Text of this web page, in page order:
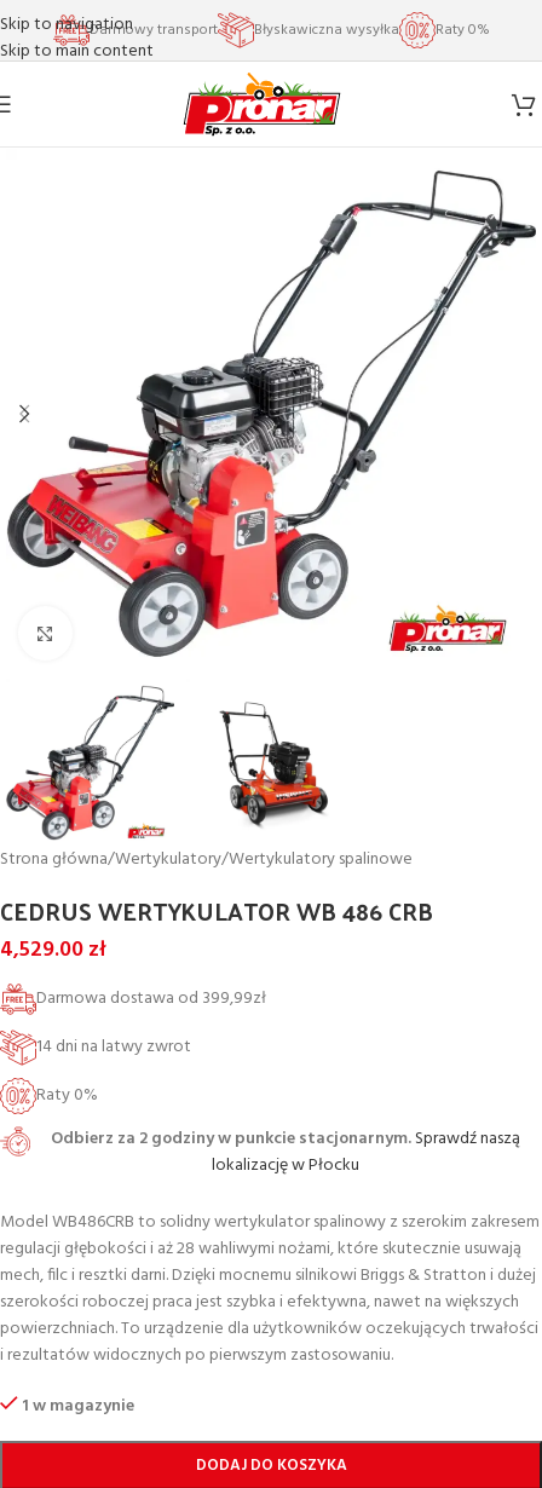
Skip to navigation
Skip to main content
Darmowy transport Błyskawiczna wysyłka Raty 0%
Powiększ
Strona główna/Wertykulatory/Wertykulatory spalinowe
CEDRUS WERTYKULATOR WB 486 CRB
4,529.00zł
Darmowa dostawa od 399,99zł
14 dni na latwy zwrot
Raty 0%
Odbierz za 2 godziny w punkcie stacjonarnym.Sprawdź naszą
lokalizację w Płocku
Model WB486CRB to solidny wertykulator spalinowy z szerokim zakresem
regulacji głębokości i aż 28 wahliwymi nożami, które skutecznie usuwają
mech, filc i resztki darni. Dzięki mocnemu silnikowi Briggs & Stratton i dużej
szerokości roboczej praca jest szybka i efektywna, nawet na większych
powierzchniach. To urządzenie dla użytkowników oczekujących trwałości
i rezultatów widocznych po pierwszym zastosowaniu.
1 w magazynie
DODAJ DO KOSZYKA